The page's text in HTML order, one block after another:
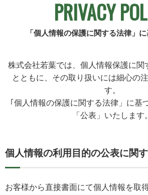
PRIVACY
「個人情報の保護に関する法律」
株式会社若葉では、個人情報保護に関
とともに、その取り扱いには細心の
す。
｢個人情報の保護に関する法律」に基
「公表」いたします。
個人情報の利用目的の公表に関
お客様から直接書面にて個人情報を取